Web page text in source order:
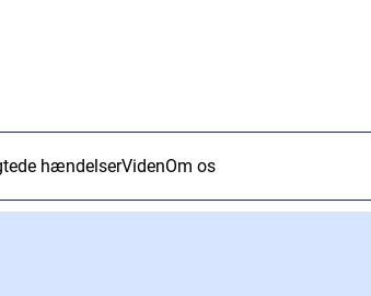
hændelserVidenOm os